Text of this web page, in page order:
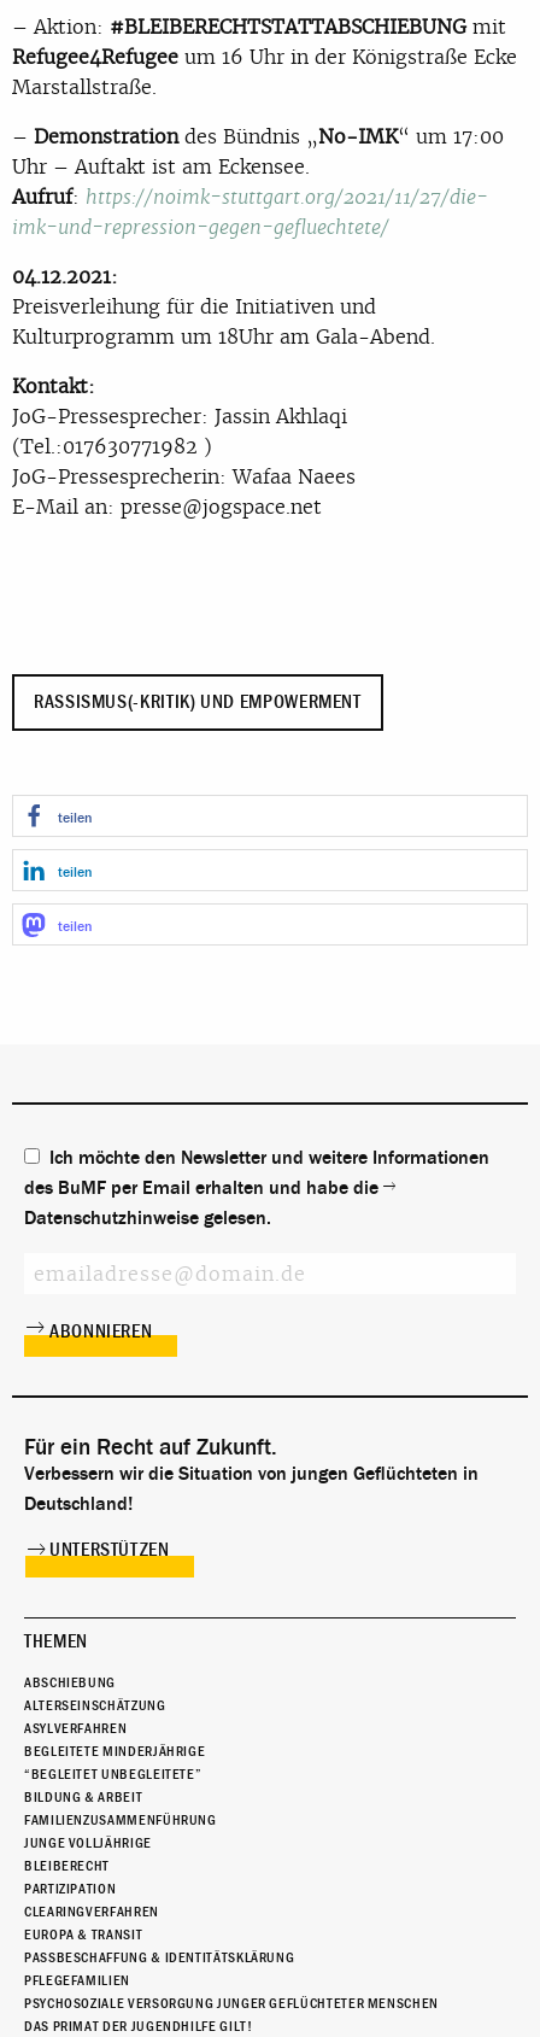
– Aktion: #BLEIBERECHTSTATTABSCHIEBUNGmit
Refugee4Refugee um 16 Uhr in der Königstraße Ecke
Marstallstraße.
– Demonstrationdes Bündnis „No-IMK“ um 17:00
Uhr – Auftakt ist am Eckensee.
Aufruf: https://noimk-stuttgart.org/2021/11/27/die-
imk-und-repression-gegen-gefluechtete/
04.12.2021:
Preisverleihung für die Initiativen und
Kulturprogramm um 18Uhr am Gala-Abend.
Kontakt:
JoG-Pressesprecher: Jassin Akhlaqi
(Tel.:017630771982 )
JoG-Pressesprecherin: Wafaa Naees
E-Mail an: presse@jogspace.net
RASSISMUS(-KRITIK) UND EMPOWERMENT
teilen
teilen
teilen
Ich möchte den Newsletter und weitere Informationen
des BuMF per Email erhalten und habe die
Datenschutzhinweise gelesen.
Für ein Recht auf Zukunft.
Verbessern wir die Situation von jungen Geflüchteten in
Deutschland!
UNTERSTÜTZEN
THEMEN
ABSCHIEBUNG
ALTERSEINSCHÄTZUNG
ASYLVERFAHREN
BEGLEITETE MINDERJÄHRIGE
“BEGLEITET UNBEGLEITETE”
BILDUNG & ARBEIT
FAMILIENZUSAMMENFÜHRUNG
JUNGE VOLLJÄHRIGE
BLEIBERECHT
PARTIZIPATION
CLEARINGVERFAHREN
EUROPA & TRANSIT
PASSBESCHAFFUNG & IDENTITÄTSKLÄRUNG
PFLEGEFAMILIEN
PSYCHOSOZIALE VERSORGUNG JUNGER GEFLÜCHTETER MENSCHEN
DAS PRIMAT DER JUGENDHILFE GILT!